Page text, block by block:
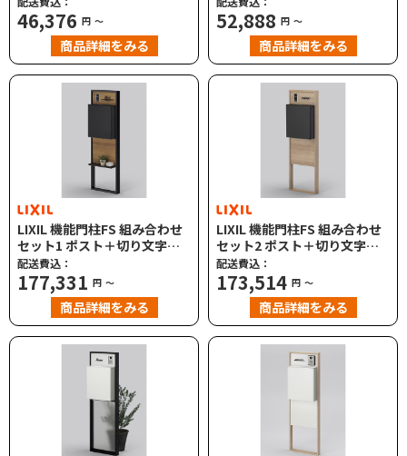
46,376 円 ～
商品詳細をみる
52,888 円 ～
商品詳細をみる
LIXIL 機能門柱FS 組み合わせ
セット1 ポスト＋切り文字サ
イン インターホン子機別途
配送費込：
177,331 円 ～
商品詳細をみる
LIXIL 機能門柱FS 組み合わせ
セット2 ポスト＋切り文字サ
イン インターホン子機別途
配送費込：
173,514 円 ～
商品詳細をみる